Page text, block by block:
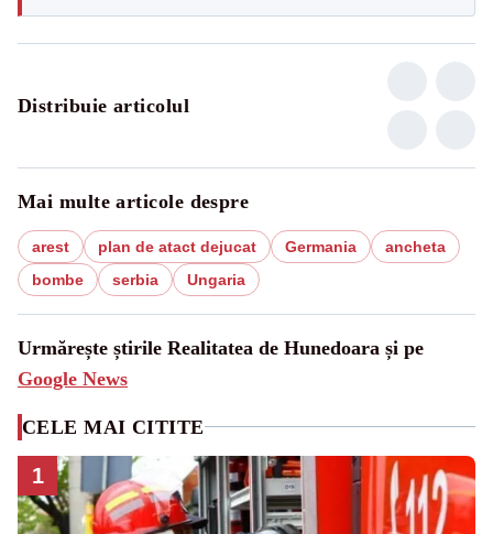
Distribuie articolul
Mai multe articole despre
arest plan de atact dejucat Germania
ancheta
bombe
serbia Ungaria
Urmărește știrile Realitatea de Hunedoara și pe
Google News
CELE MAI CITITE
1